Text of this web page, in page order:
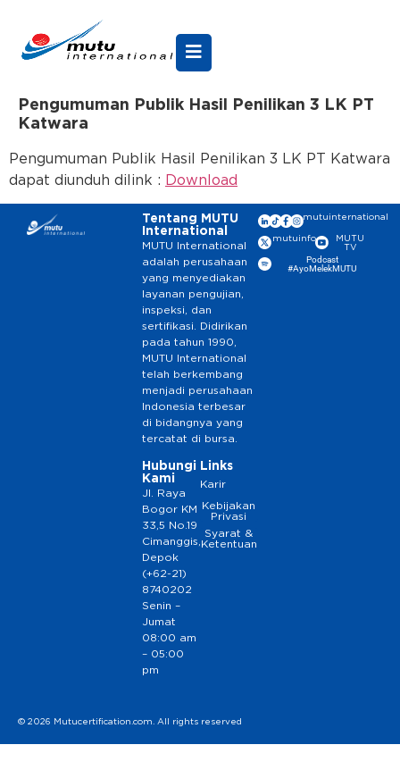
Pengumuman Publik Hasil Penilikan 3 LK PT
Katwara
Pengumuman Publik Hasil Penilikan 3 LK PT Katwara
dapat diunduh dilink : Download
Tentang MUTU
International
MUTU International
adalah perusahaan
yang menyediakan
layanan pengujian,
inspeksi, dan
sertifikasi. Didirikan
pada tahun 1990,
MUTU International
telah berkembang
menjadi perusahaan
Indonesia terbesar
di bidangnya yang
tercatat di bursa.
Hubungi
Kami
Jl. Raya
Bogor KM
33,5 No.19
Cimanggis,
Depok
(+62-21)
8740202
Senin –
Jumat
08:00 am
– 05:00
pm
Links
Karir
Kebijakan
Privasi
Syarat &
Ketentuan
mutuinternational
mutuinfo
MUTU
TV
Podcast
#AyoMelekMUTU
© 2026 Mutucertification.com. All rights reserved